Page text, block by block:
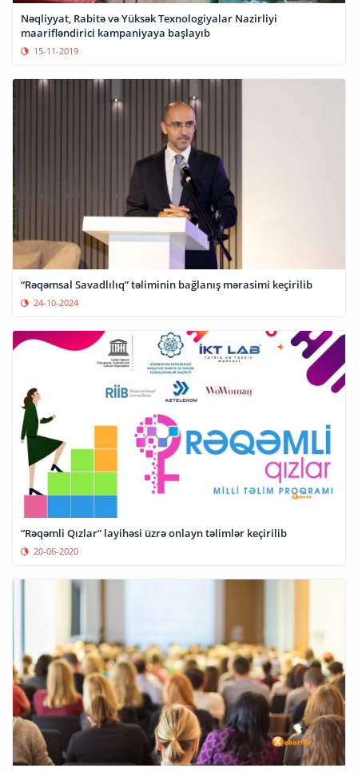
Nəqliyyat, Rabitə və Yüksək Texnologiyalar Nazirliyi
maarifləndirici kampaniyaya başlayıb
15-11-2019
“Rəqəmsal Savadlılıq” təliminin bağlanış mərasimi keçirilib
24-10-2024
“Rəqəmli Qızlar” layihəsi üzrə onlayn təlimlər keçirilib
20-06-2020